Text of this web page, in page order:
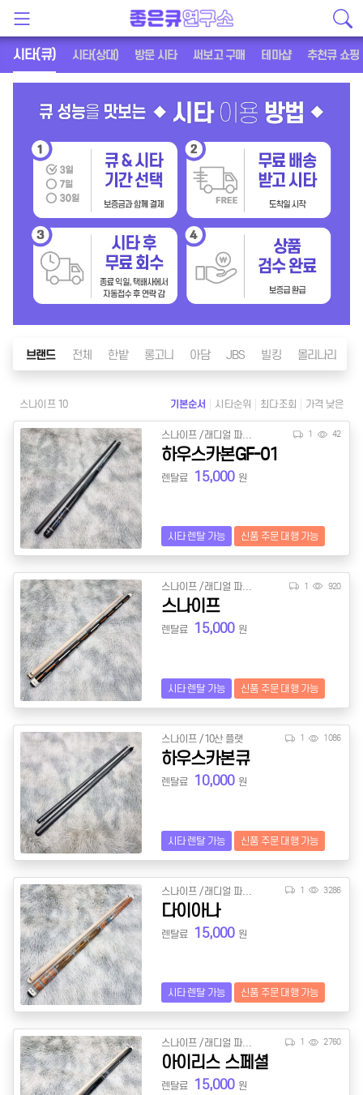
시타(큐) 시타(상대) 방문 시타 써보고 구매 테마샵 추천큐 쇼핑
브랜드 전체 한밭 롱고니 아담 JBS 빌킹 몰리나리
스나이프 10 기본순서 시타순위 최다조회 가격 낮은
스나이프 / 래디얼 파일롯
하우스카본GF-01
렌탈료 15,000 원
1 42
시타 렌탈 가능 신품 주문 대행 가능
스나이프 / 래디얼 파일롯
스나이프
렌탈료 15,000 원
1 920
시타 렌탈 가능 신품 주문 대행 가능
스나이프 / 10산 플랫
하우스카본큐
렌탈료 10,000 원
1 1086
시타 렌탈 가능 신품 주문 대행 가능
스나이프 / 래디얼 파일롯
다이아나
렌탈료 15,000 원
1 3286
시타 렌탈 가능 신품 주문 대행 가능
스나이프 / 래디얼 파일롯
아이리스 스페셜
렌탈료 15,000 원
1 2760